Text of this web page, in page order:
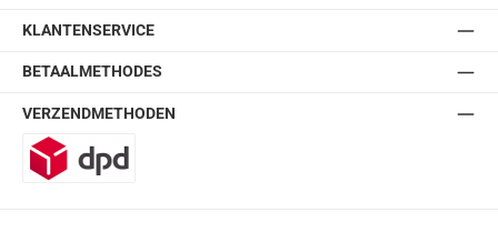
KLANTENSERVICE
BETAALMETHODES
VERZENDMETHODEN